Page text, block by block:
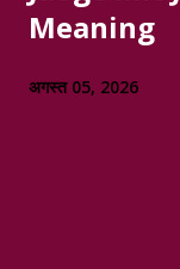
Meaning
अगस्त 05, 2026